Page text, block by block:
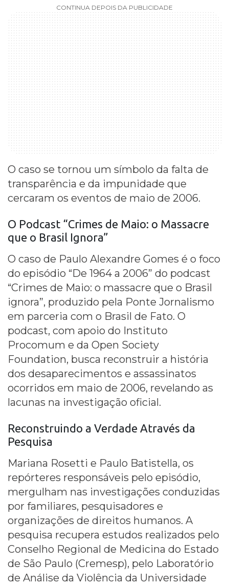
CONTINUA DEPOIS DA PUBLICIDADE
O caso se tornou um símbolo da falta de
transparência e da impunidade que
cercaram os eventos de maio de 2006.
O Podcast “Crimes de Maio: o Massacre
que o Brasil Ignora”
O caso de Paulo Alexandre Gomes é o foco
do episódio “De 1964 a 2006” do podcast
“Crimes de Maio: o massacre que o Brasil
ignora”, produzido pela Ponte Jornalismo
em parceria com o Brasil de Fato. O
podcast, com apoio do Instituto
Procomum e da Open Society
Foundation, busca reconstruir a história
dos desaparecimentos e assassinatos
ocorridos em maio de 2006, revelando as
lacunas na investigação oficial.
Reconstruindo a Verdade Através da
Pesquisa
Mariana Rosetti e Paulo Batistella, os
repórteres responsáveis pelo episódio,
mergulham nas investigações conduzidas
por familiares, pesquisadores e
organizações de direitos humanos. A
pesquisa recupera estudos realizados pelo
Conselho Regional de Medicina do Estado
de São Paulo (Cremesp), pelo Laboratório
de Análise da Violência da Universidade